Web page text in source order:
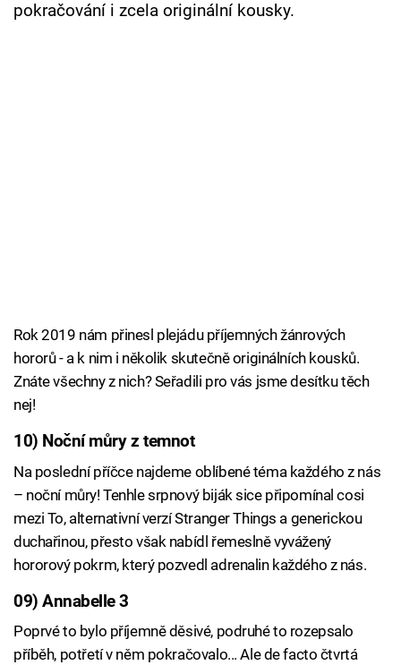
pokračování i zcela originální kousky.
Rok 2019 nám přinesl plejádu příjemných žánrových
hororů - a k nim i několik skutečně originálních kousků.
Znáte všechny z nich? Seřadili pro vás jsme desítku těch
nej!
10) Noční můry z temnot
Na poslední příčce najdeme oblíbené téma každého z nás
– noční můry! Tenhle srpnový biják sice připomínal cosi
mezi To, alternativní verzí Stranger Things a generickou
duchařinou, přesto však nabídl řemeslně vyvážený
hororový pokrm, který pozvedl adrenalin každého z nás.
09) Annabelle 3
Poprvé to bylo příjemně děsivé, podruhé to rozepsalo
příběh, potřetí v něm pokračovalo... Ale de facto čtvrtá